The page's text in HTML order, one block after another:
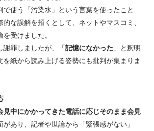
使う「汚染水」
という言葉を使ったこと
な誤解を招くとして、ネットやマスコミ、
受けました。
謝罪しましたが、「記憶になかった 」と釈明
を紙から読み上げる姿勢にも批判が集まりま
見中にかかってきた電話に応じそのまま会見
があり、記者や世論から「緊張感がない 」